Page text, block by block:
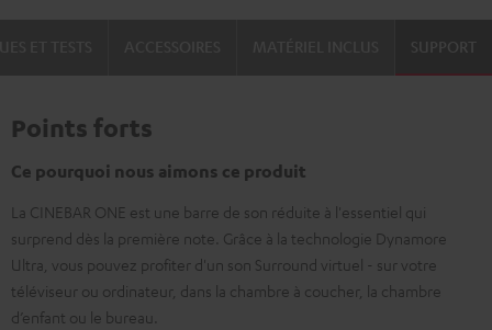
SUPPORT
Points forts
Ce pourquoi nous aimons ce produit
La CINEBAR ONE est une barre de son réduite à l'essentiel qui
surprend dès la première note. Grâce à la technologie Dynamore
Ultra, vous pouvez profiter d'un son Surround virtuel - sur votre
téléviseur ou ordinateur, dans la chambre à coucher, la chambre
d’enfant ou le bureau.